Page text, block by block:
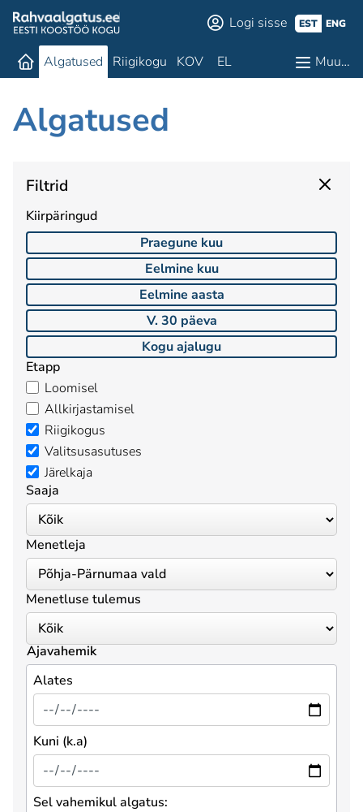
Logi sisse EST ENG
Algatused Riigikogu KOV EL Muu…
Algatused
Filtrid
Kiirpäringud
Praegune kuu
Eelmine kuu
Eelmine aasta
V. 30 päeva
Kogu ajalugu
Etapp
Loomisel
Allkirjastamisel
Riigikogus
Valitsusasutuses
Järelkaja
Saaja
Menetleja
Menetluse tulemus
Ajavahemik
Alates
Kuni (k.a)
Sel vahemikul algatus: